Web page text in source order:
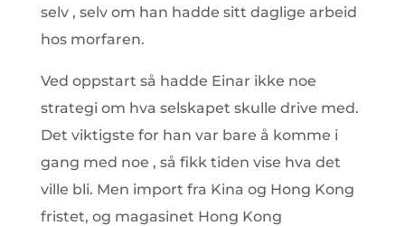
selv , selv om han hadde sitt daglige arbeid
hos morfaren.
Ved oppstart så hadde Einar ikke noe
strategi om hva selskapet skulle drive med.
Det viktigste for han var bare å komme i
gang med noe , så fikk tiden vise hva det
ville bli. Men import fra Kina og Hong Kong
fristet, og magasinet Hong Kong